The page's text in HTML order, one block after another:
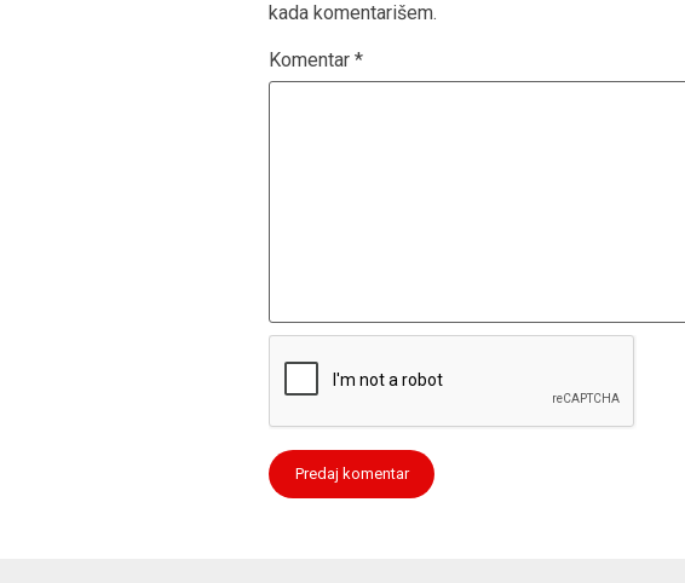
kada komentarišem.
Komentar *